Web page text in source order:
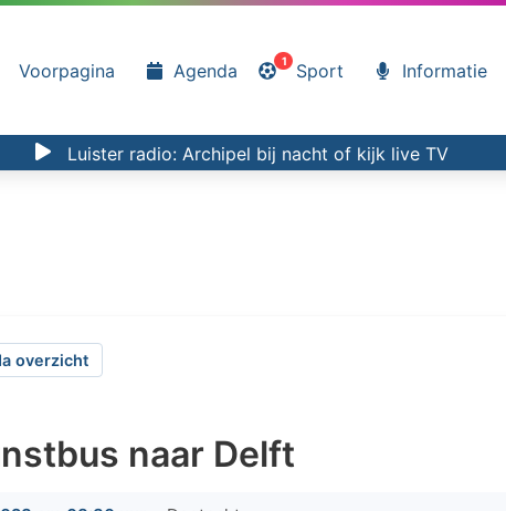
Voorpagina Agenda 1 Sport Informatie
Luister radio: Archipel bij nacht of kijk live TV
overzicht
naar Delft